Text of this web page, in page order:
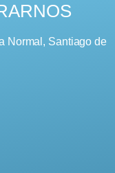
Normal, Santiago de